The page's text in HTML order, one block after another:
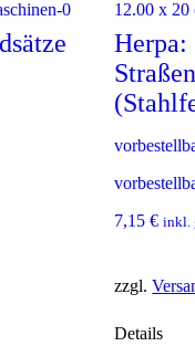
Herpa:
7,15€ inkl.
zzgl.
Details